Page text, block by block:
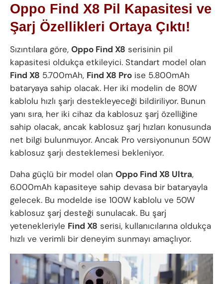
Oppo Find X8 Pil Kapasitesi ve
Şarj Özellikleri Ortaya Çıktı!
Sızıntılara göre, Oppo Find X8 serisinin pil
kapasitesi oldukça etkileyici. Standart model olan
Find X8 5.700mAh, Find X8 Pro ise 5.800mAh
bataryaya sahip olacak. Her iki modelin de 80W
kablolu hızlı şarjı destekleyeceği bildiriliyor. Bunun
yanı sıra, her iki cihaz da kablosuz şarj özelliğine
sahip olacak, ancak kablosuz şarj hızları konusunda
net bilgi bulunmuyor. Ancak Pro versiyonunun 50W
kablosuz şarjı desteklemesi bekleniyor.
Daha güçlü bir model olan Oppo Find X8 Ultra,
6.000mAh kapasiteye sahip devasa bir bataryayla
gelecek. Bu modelde ise 100W kablolu ve 50W
kablosuz şarj desteği sunulacak. Bu şarj
yetenekleriyle Find X8 serisi, kullanıcılarına oldukça
hızlı ve verimli bir deneyim sunmayı amaçlıyor.